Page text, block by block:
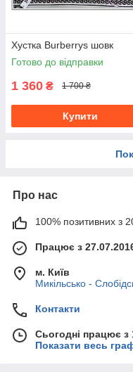
Хустка Burberrys шовк
Готово до відправки
1 360 ₴ 1 700 ₴
Купити
Про нас
100% позитивних з 20
Працює з
м. Київ
Микільсько -
Контакти
Сьогодні працює з
Показати весь